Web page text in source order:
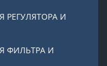
РЕГУЛЯТОРА И
ФИЛЬТРА И